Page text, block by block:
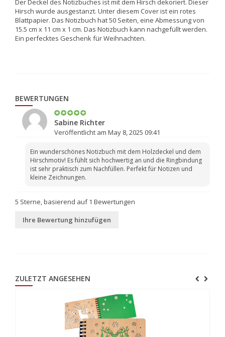
Der Deckel des Notizbuches ist mit dem Hirsch dekoriert. Dieser
Hirsch wurde ausgestanzt. Unter diesem Cover ist ein rotes
Blattpapier. Das Notizbuch hat 50 Seiten, eine Abmessung von
15.5 cm x 11 cm x 1 cm. Das Notizbuch kann nachgefüllt werden.
Ein perfecktes Geschenk für Weihnachten.
BEWERTUNGEN
Sabine Richter
Veröffentlicht am May 8, 2025 09:41
Ein wunderschönes Notizbuch mit dem Holzdeckel und dem
Hirschmotiv! Es fühlt sich hochwertig an und die Ringbindung
ist sehr praktisch zum Nachfüllen. Perfekt für Notizen und
kleine Zeichnungen.
5 Sterne, basierend auf1 Bewertungen
Ihre Bewertung hinzufügen
ZULETZT ANGESEHEN